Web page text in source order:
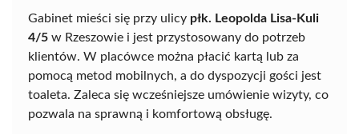
Gabinet mieści się przy ulicy płk. Leopolda Lisa-Kuli
4/5 w Rzeszowie i jest przystosowany do potrzeb
klientów. W placówce można płacić kartą lub za
pomocą metod mobilnych, a do dyspozycji gości jest
toaleta. Zaleca się wcześniejsze umówienie wizyty, co
pozwala na sprawną i komfortową obsługę.